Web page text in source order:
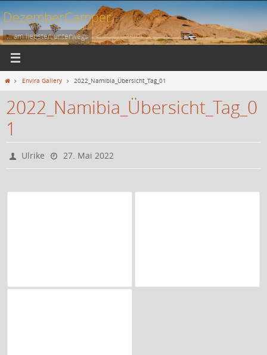
Zum
Inhalt
springen
DezemberCamper
... am liebsten unterwegs
StartEnvira Gallery 2022_Namibia_Übersicht_Tag_01
2022_Namibia_Übersicht_Tag_0
1
Ulrike 27. Mai 2022